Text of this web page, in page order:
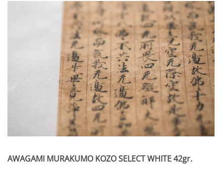
AWAGAMI MURAKUMO KOZO SELECT WHITE 42gr.